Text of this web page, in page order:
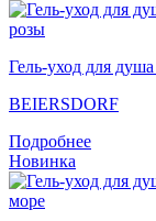
Гель-уход для
BEIERSDORF
Подробнее
Новинка